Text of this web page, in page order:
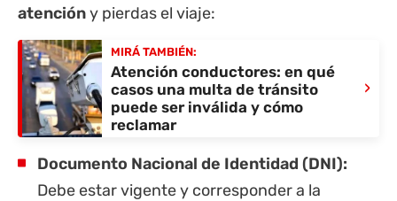
atencióny pierdas el viaje:
MIRÁ TAMBIÉN:
Atención conductores: en qué
casos una multa de tránsito
puede ser inválida y cómo
reclamar
›
Documento Nacional de Identidad (DNI):
Debe estar vigente y corresponder a la